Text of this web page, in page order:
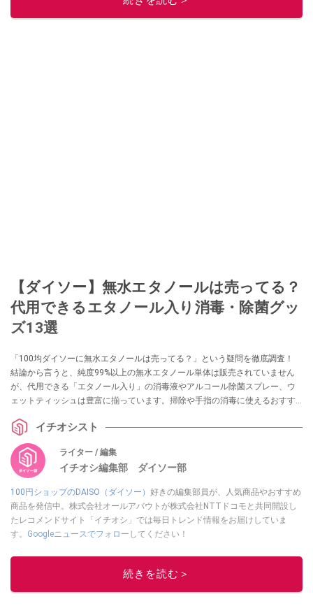
【ダイソー】無水エタノールは売ってる？
代用できるエタノール入り消毒・除菌グッ
ズ13選
「100均ダイソーに無水エタノールは売ってる？」という疑問を徹底調査！
結論から言うと、純度99%以上の無水エタノール単体は販売されていません
が、代用できる「エタノール入り」の消毒液やアルコール除菌スプレー、ウ
ェットティッシュは豊富に揃っています。掃除や手指の消毒に使えるおすす
イチオシスト
ライター / 編集
イチオシ編集部 ダイソー部
100円ショップのDAISO（ダイソー） 好きの編集部員が、人気商品やおすすめ
商品を発信中。株式会社オールアバウトが株式会社NTTドコモと共同開設し
たレコメンドサイト「イチオシ」では毎日トレンド情報をお届けしていま
す。 Googleニュースでフォロー してください！
このイチオシストの他の記事を読む
続きを読む＞